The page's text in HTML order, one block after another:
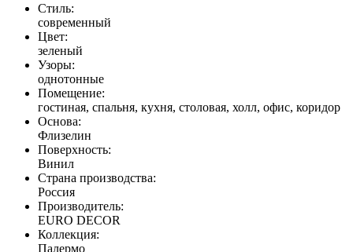
Стиль:
современный
Цвет:
зеленый
Узоры:
однотонные
Помещение:
гостиная, спальня, кухня, столовая, холл, офис, коридор
Основа:
Флизелин
Поверхность:
Винил
Страна производства:
Россия
Производитель:
EURO DECOR
Коллекция:
Палермо